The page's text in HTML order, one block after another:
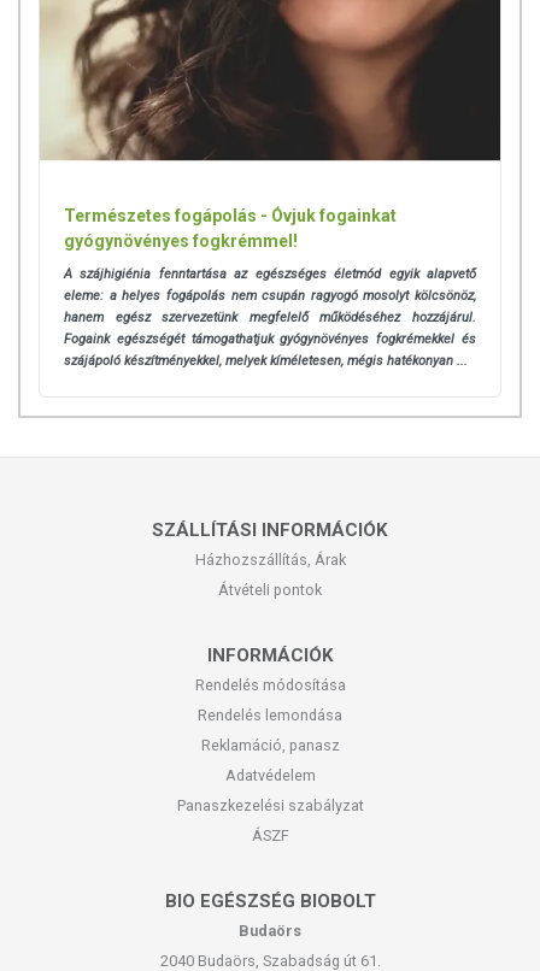
Természetes fogápolás - Óvjuk fogainkat
gyógynövényes fogkrémmel!
A szájhigiénia fenntartása az egészséges életmód egyik alapvető
eleme: a helyes fogápolás nem csupán ragyogó mosolyt kölcsönöz,
hanem egész szervezetünk megfelelő működéséhez hozzájárul.
Fogaink egészségét támogathatjuk gyógynövényes fogkrémekkel és
szájápoló készítményekkel, melyek kíméletesen, mégis hatékonyan ...
SZÁLLÍTÁSI INFORMÁCIÓK
Házhozszállítás, Árak
Átvételi pontok
INFORMÁCIÓK
Rendelés módosítása
Rendelés lemondása
Reklamáció, panasz
Adatvédelem
Panaszkezelési szabályzat
ÁSZF
BIO EGÉSZSÉG BIOBOLT
Budaörs
2040 Budaörs, Szabadság út 61.